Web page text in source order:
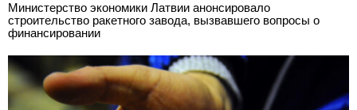
Министерство экономики Латвии анонсировало
строительство ракетного завода, вызвавшего вопросы о
финансировании